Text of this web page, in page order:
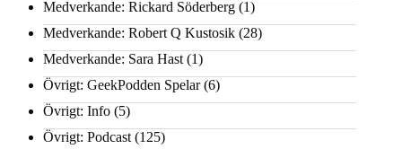
Medverkande: Rickard Söderberg (1)
Medverkande: Robert Q Kustosik (28)
Medverkande: Sara Hast (1)
Övrigt: GeekPodden Spelar(6)
Övrigt: Info (5)
Övrigt: Podcast (125)